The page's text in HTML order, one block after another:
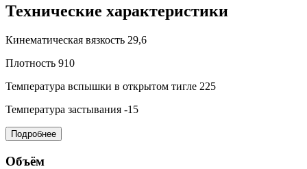
Технические характеристики
Кинематическая вязкость 29,6
Плотность 910
Температура вспышки в открытом тигле 225
Температура застывания -15
Подробнее
Объём